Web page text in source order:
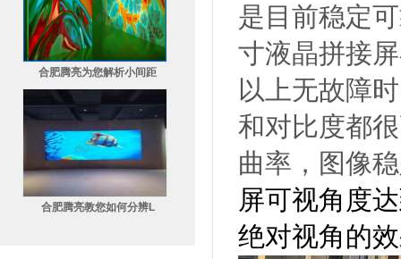
合肥腾亮为您解析小间距
合肥腾亮教您如何分辨L
是目前稳定
寸液晶拼接
以上无故障
和对比度都
曲率，图像
屏可视角度
绝对视角的